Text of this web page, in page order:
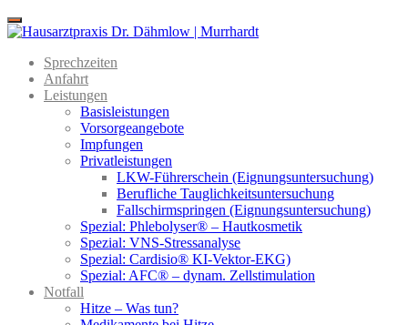
Menu
Sprechzeiten
Anfahrt
Leistungen
Basisleistungen
Vorsorgeangebote
Impfungen
Privatleistungen
LKW-Führerschein (Eignungsuntersuchung)
Berufliche Tauglichkeitsuntersuchung
Fallschirmspringen (Eignungsuntersuchung)
Spezial: Phlebolyser® – Hautkosmetik
Spezial: VNS-Stressanalyse
Spezial: Cardisio® KI-Vektor-EKG)
Spezial: AFC® – dynam. Zellstimulation
Notfall
Hitze – Was tun?